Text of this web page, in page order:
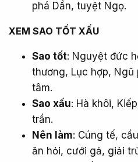
phá Dần, tuyệt Ngọ.
XEM SAO TỐT XẤU​
Sao tốt: Nguyệt đức
thương, Lục hợp, Ngũ
tâm.
Sao xấu: Hà khôi,
trần.
Nên làm: Cúng tế,
ăn hỏi, cưới gả, giải